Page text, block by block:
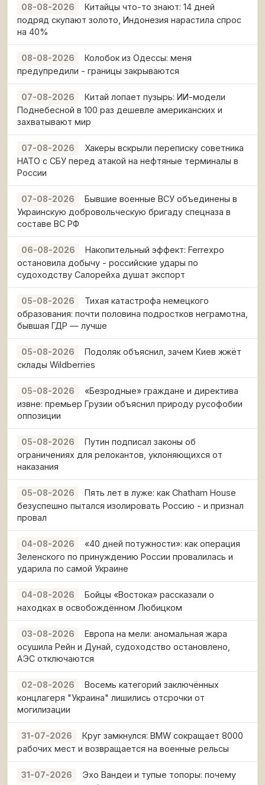
08-08-2026
Китайцы что-то знают: 14 дней
подряд скупают золото, Индонезия нарастила спрос
на 40%
08-08-2026
Колобок из Одессы: меня
предупредили - границы закрываются
07-08-2026
Китай лопает пузырь: ИИ-модели
Поднебесной в 100 раз дешевле американских и
захватывают мир
07-08-2026
Хакеры вскрыли переписку советника
НАТО с СБУ перед атакой на нефтяные терминалы в
России
07-08-2026
Бывшие военные ВСУ объединены в
Украинскую добровольческую бригаду спецназа в
составе ВС РФ
06-08-2026
Накопительный эффект: Ferrexpo
остановила добычу - российские удары по
судоходству Салорейха душат экспорт
05-08-2026
Тихая катастрофа немецкого
образования: почти половина подростков неграмотна,
бывшая ГДР — лучше
05-08-2026
Подоляк объяснил, зачем Киев жжёт
склады Wildberries
05-08-2026
«Безродные» граждане и директива
извне: премьер Грузии объяснил природу русофобии
оппозиции
05-08-2026
Путин подписал законы об
ограничениях для релокантов, уклоняющихся от
наказания
05-08-2026
Пять лет в луже: как Chatham House
безуспешно пытался изолировать Россию - и признал
провал
04-08-2026
«40 дней потужности»: как операция
Зеленского по принуждению России провалилась и
ударила по самой Украине
04-08-2026
Бойцы «Востока» рассказали о
находках в освобождённом Любицком
03-08-2026
Европа на мели: аномальная жара
осушила Рейн и Дунай, судоходство остановлено,
АЭС отключаются
02-08-2026
Восемь категорий заключённых
концлагеря "Украина" лишились отсрочки от
могилизации
31-07-2026
Круг замкнулся: BMW сокращает 8000
рабочих мест и возвращается на военные рельсы
31-07-2026
Эхо Вандеи и тупые топоры: почему